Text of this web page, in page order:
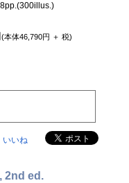
(本体46,790円 ＋ 税)
いいね
2nd ed.